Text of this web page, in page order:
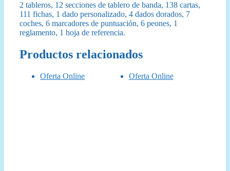
2 tableros, 12 secciones de tablero de banda, 138 cartas,
111 fichas, 1 dado personalizado, 4 dados dorados, 7
coches, 6 marcadores de puntuación, 6 peones, 1
reglamento, 1 hoja de referencia.
Productos relacionados
Oferta Online Oferta Online